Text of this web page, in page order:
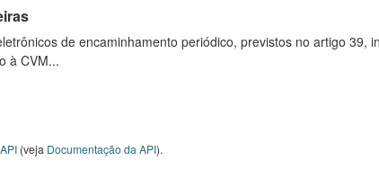
de encaminhamento periódico, previstos no artigo 39,
à CVM...
API(veja Documentação da API).